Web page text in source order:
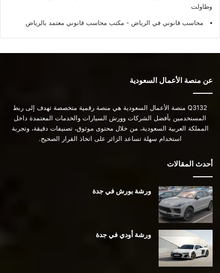
وطاولت
محاسب قانوني في الرياض - مكتب محاسب قانوني معتمد بالرياض
عن منصة الأعمال السعودية
Q3132 منصة الأعمال السعودية هي منصة رقمية متخصصة تهدف إلى ربط
المستخدمين بأفضل الشركات وورش السيارات والخدمات المعتمدة داخل
المملكة العربية السعودية، من خلال محتوى موثوق، تصنيفات دقيقة، وتجربة
استخدام سهلة تساعد الزائر على اتخاذ القرار الصحيح.
أحدث المقالات
ورشة بورش في جدة
ورشة أودي في جدة